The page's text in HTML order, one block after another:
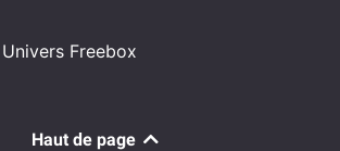
Freebox
Haut de page